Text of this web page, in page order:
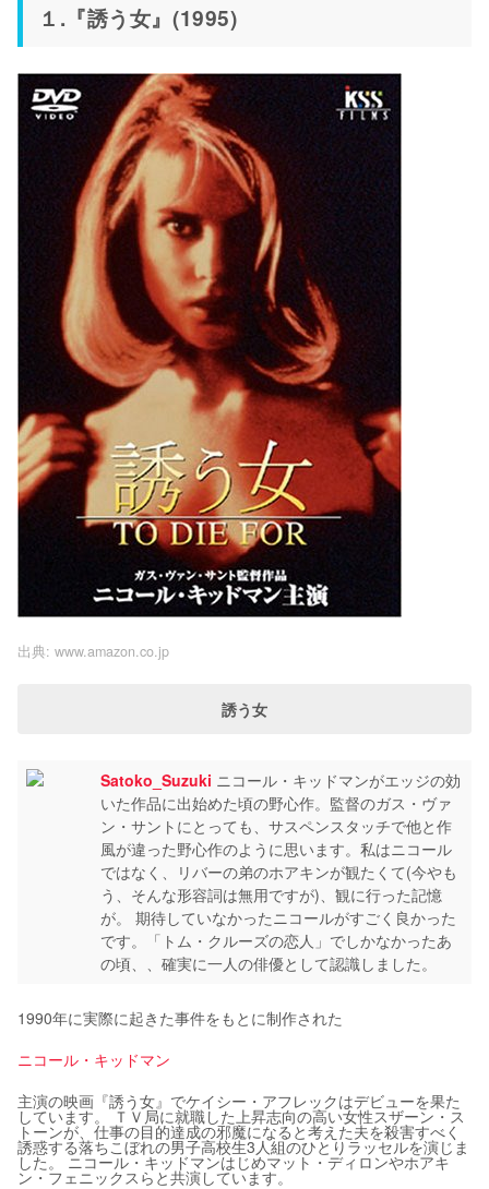
１.『誘う女』(1995)
出典: www.amazon.co.jp
誘う女
Satoko_Suzuki ニコール・キッドマンがエッジの効
いた作品に出始めた頃の野心作。監督のガス・ヴァ
ン・サントにとっても、サスペンスタッチで他と作
風が違った野心作のように思います。私はニコール
ではなく、リバーの弟のホアキンが観たくて(今やも
う、そんな形容詞は無用ですが)、観に行った記憶
が。 期待していなかったニコールがすごく良かった
です。「トム・クルーズの恋人」でしかなかったあ
の頃、、確実に一人の俳優として認識しました。
1990年に実際に起きた事件をもとに制作された
ニコール・キッドマン
主演の映画『誘う女』でケイシー・アフレックはデビューを果た
しています。 ＴＶ局に就職した上昇志向の高い女性スザーン・ス
トーンが、仕事の目的達成の邪魔になると考えた夫を殺害すべく
誘惑する落ちこぼれの男子高校生3人組のひとりラッセルを演じま
した。 ニコール・キッドマンはじめマット・ディロンやホアキ
ン・フェニックスらと共演しています。